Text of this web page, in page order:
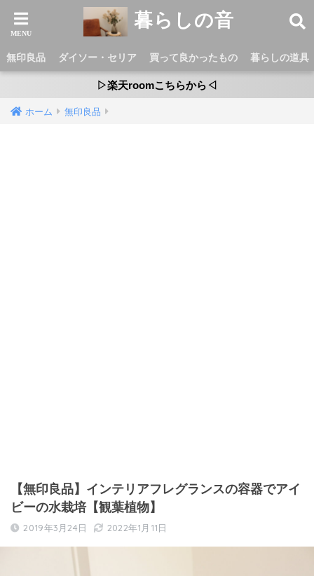
暮らしの音
無印良品 ダイソー・セリア 買って良かったもの 暮らしの道具
▷楽天roomこちらから◁
ホーム 無印良品
【無印良品】インテリアフレグランスの容器でアイ
ビーの水栽培【観葉植物】
2019年3月24日 2022年1月11日